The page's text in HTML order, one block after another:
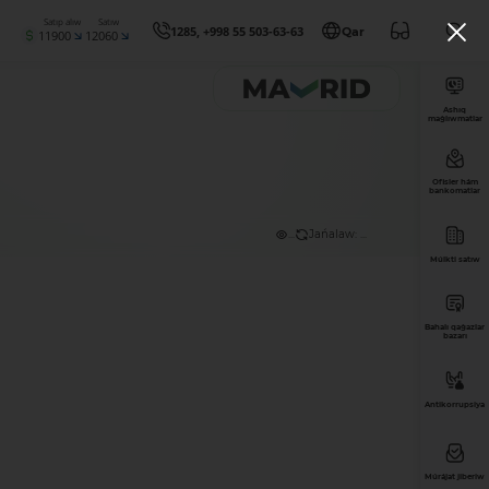
Satıp alıw
11900
Satıw
12060 1285, +998 55 503-63-63 Qar
Jańalaw: ...
Ashıq
maǵlıwmatlar
Ofisler hám
bankomatlar
Múlkti satıw
Bahalı qaǵazlar
bazarı
Antikorrupsiya
Múrájat jiberiw